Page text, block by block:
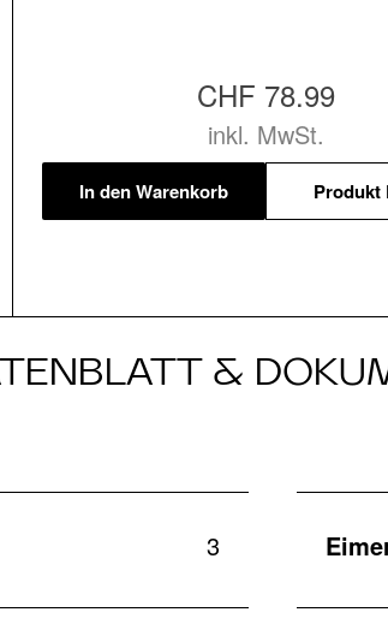
CHF 78.99
inkl. MwSt.
In den Warenkorb Produkt
&
3